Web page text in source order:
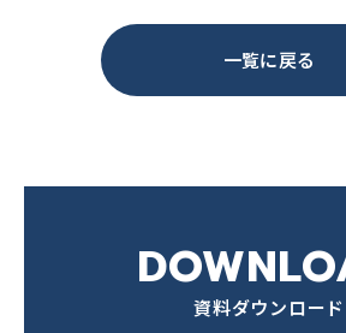
一覧に戻る
資料ダウンロード